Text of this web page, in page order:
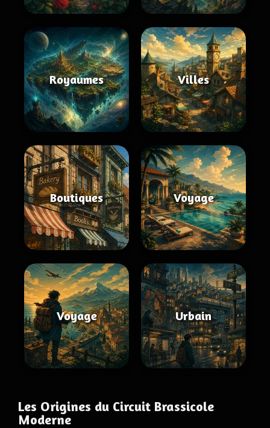
Royaumes Villes
Boutiques Voyage
Voyage Urbain
Les Origines du Circuit Brassicole
Moderne